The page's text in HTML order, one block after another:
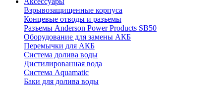
Взрывозащищенные корпуса
Концевые отводы и разъемы
Разъемы Anderson Power Products SB50
Оборудование для замены АКБ
Перемычки для АКБ
Система долива воды
Дистилированная вода
Система Aquamatic
Баки для долива воды